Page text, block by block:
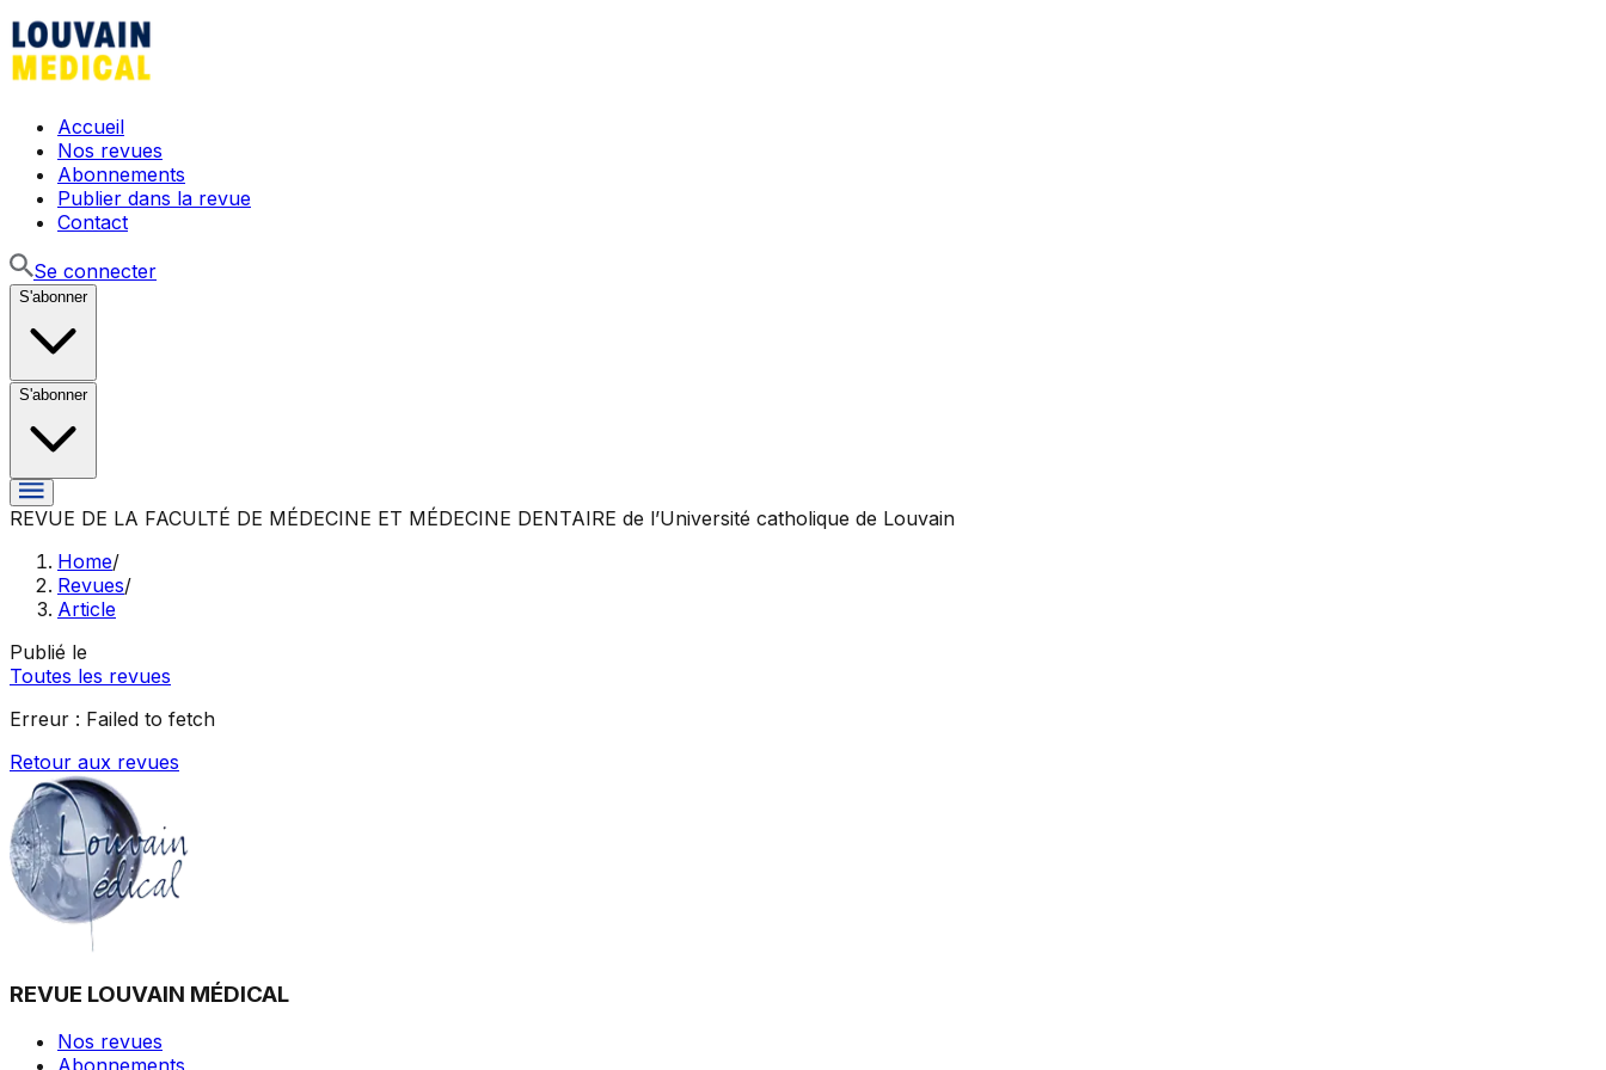
Accueil
Nos revues
Abonnements
Publier dans la revue
Contact
Se connecter
S'abonner
S'abonner
REVUE DE LA FACULTÉ DE MÉDECINE ET MÉDECINE DENTAIRE de l’Université catholique de Louvain
Home/
Revues/
Article
Publié le
Toutes les revues
Erreur : Failed to fetch
Retour aux revues
REVUE LOUVAIN MÉDICAL
Nos revues